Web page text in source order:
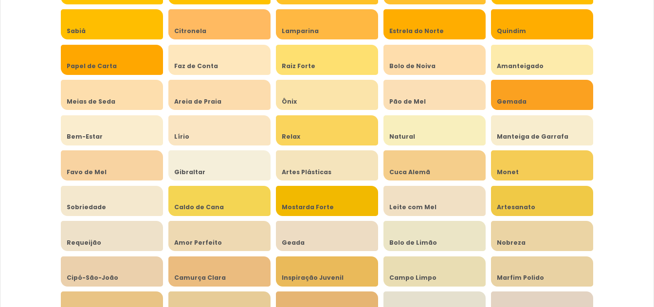
Sabiá Citronela Lamparina Estrela do Norte Quindim
Papel de Carta Faz de Conta Raiz Forte Bolo de Noiva Amanteigado
Meias de Seda Areia de Praia Ônix Pão de Mel Gemada
Bem-Estar Lírio Relax Natural Manteiga de Garrafa
Favo de Mel Gibraltar Artes Plásticas Cuca Alemã Monet
Sobriedade Caldo de Cana Mostarda Forte Leite com Mel Artesanato
Requeijão Amor Perfeito Geada Bolo de Limão Nobreza
Cipó-São-João Camurça Clara Inspiração Juvenil Campo Limpo Marfim Polido